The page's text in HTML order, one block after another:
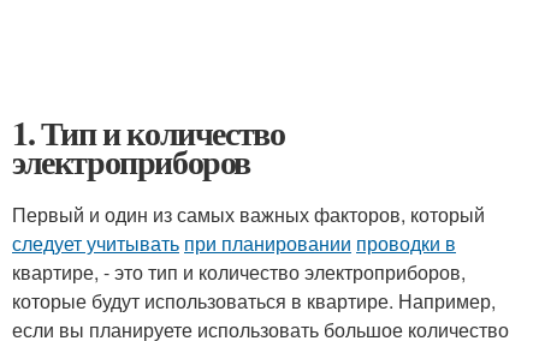
1. Тип и количество
электроприборов
Первый и один из самых важных факторов, который
следует учитывать при планировании проводки в
квартире, - это тип и количество электроприборов,
которые будут использоваться в квартире. Например,
если вы планируете использовать большое количество